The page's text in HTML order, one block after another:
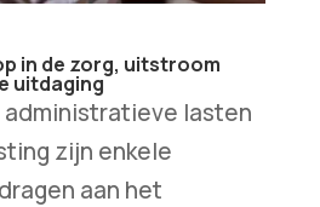
in de zorg, uitstroom
uitdaging
administratieve lasten
zijn enkele
aan het